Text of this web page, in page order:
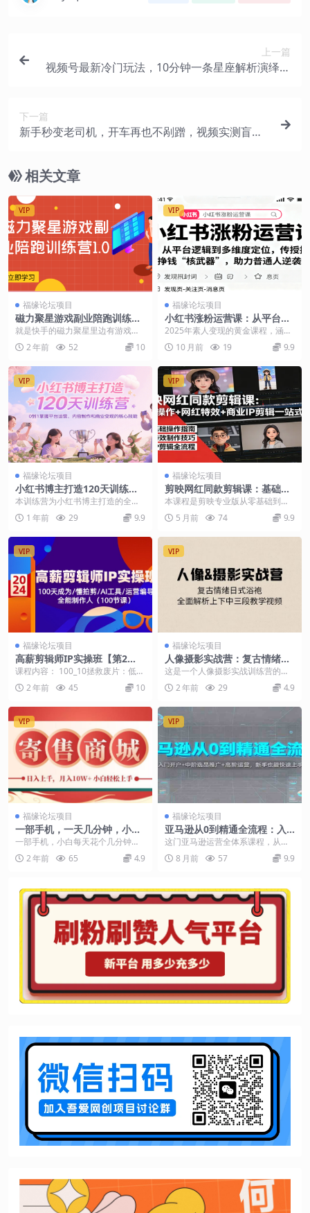
上一篇
视频号最新冷门玩法，10分钟一条星座解析演绎视
下一篇
新手秒变老司机，开车再也不剐蹭，视频实测盲区
相关文章
VIP
福缘论坛项目
磁力聚星游戏副业陪跑训练营
1.0，安卓手机越多收益就越可
观
就是快手的磁力聚星里边有游戏，
然后通过快手的磁力聚星任务，在
直播时挂上小铃销或者...
2 年前 52 10
VIP
福缘论坛项目
小红书涨粉运营课：从平台逻
辑到多维度定位，传授挣钱
“核武器”，助力普通人逆袭
2025年素人变现的黄金课程，涵盖
平台逻辑、内容定位、商业变现三
大核心模块，通过...
10 月前 19 9.9
VIP
福缘论坛项目
小红书博主打造120天训练
营，0到1掌握平台运营、内容
本训练营为小红书博主打造的全链
路成长体系，涵盖账号定位（家居/
穿搭等高变现赛道）...
1 年前 29 9.9
VIP
福缘论坛项目
剪映网红同款剪辑课：基础操
作+网红特效+商业IP剪辑一站
本课程是剪映专业版从零基础到高
阶的自媒体实战剪辑课，包含基础
操作、快捷键、粗剪、...
5 月前 74 9.9
VIP
福缘论坛项目
高薪剪辑师IP实操班【第2
期】100天成为懂拍剪/AI工
具/运营编导/全能制作人
课程内容： 100_10拯救废片：低质
素材如何处理.mp4101_11总结：学
完...2 年前 45 10
VIP
福缘论坛项目
人像摄影实战营：复古情绪日
式浴袍，全面解析上下中三段
教学视频
这是一个人像摄影实战训练营的课
程列表，包含了多个主题的人像摄
影教学视频，每个主题...
2 年前 29 4.9
VIP
福缘论坛项目
一部手机，一天几分钟，小白
轻松日入上千，月入10万+，
纯信息项目
一部手机，小白每天花个几分钟，
利润日入几百，上千，纯绿色，信
息差项目，还有几十天...
2 年前 65 4.9
VIP
福缘论坛项目
亚马逊从0到精通全流程：入
门开户+中阶选品推广+高阶运
营，新手也能快速上手
这门亚马逊运营全体系课程，从入
门到高阶层层递进，覆盖新手必备
的账户注册、KYC ...
8 月前 57 9.9